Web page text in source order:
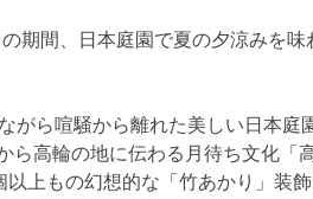
期間、日本庭園で夏の夕涼みを味
ら喧騒から離れた美しい日本庭
ら高輪の地に伝わる月待ち文化「
上もの幻想的な「竹あかり」装